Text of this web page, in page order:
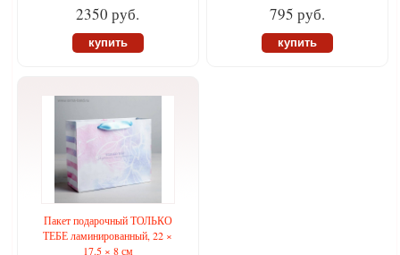
2350 руб.
купить
795 руб.
купить
Пакет подарочный ТОЛЬКО
ТЕБЕ ламинированный, 22 ×
17.5 × 8 см